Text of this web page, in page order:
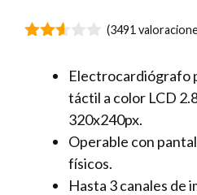
(3491
Electrocardiógrafo
táctil a color LCD
320x240px.
Operable con
físicos.
Hasta 3 canales de